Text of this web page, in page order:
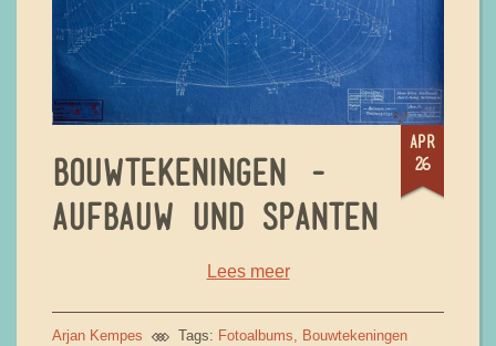
apr
26
BOUWTEKENINGEN -
AUFBAUW UND SPANTEN
Lees meer
Arjan Kempes Tags: Fotoalbums Bouwtekeningen